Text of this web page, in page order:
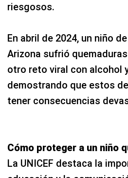
riesgosos.
En abril de 2024, un niño
Arizona sufrió
otro reto viral con alcohol
demostrando que estos
tener consecuencias
Cómo proteger a un niño
La UNICEF destaca la